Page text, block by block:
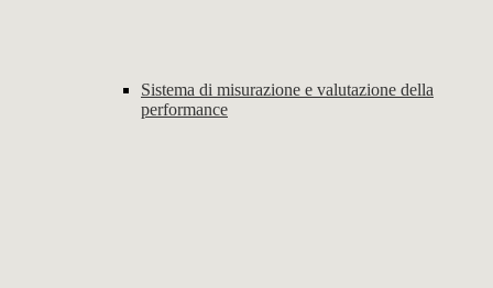
Sistema di misurazione e valutazione della
performance